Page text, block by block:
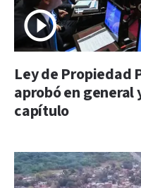
Ley de Propiedad
aprobó en general
capítulo